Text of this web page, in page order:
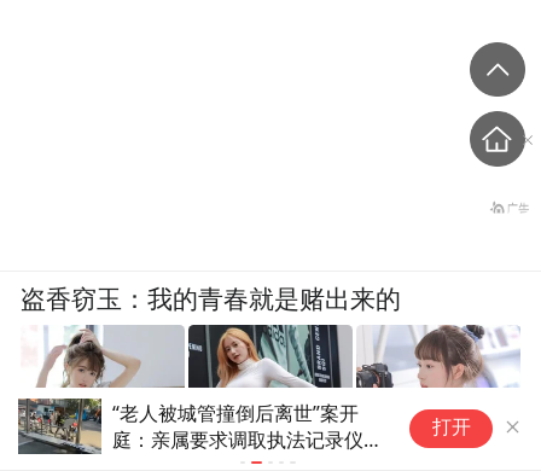
“老人被城管撞倒后离世”案开
庭：亲属要求调取执法记录仪被
打开
盗香窃玉：我的青春就是赌出来的
爽文